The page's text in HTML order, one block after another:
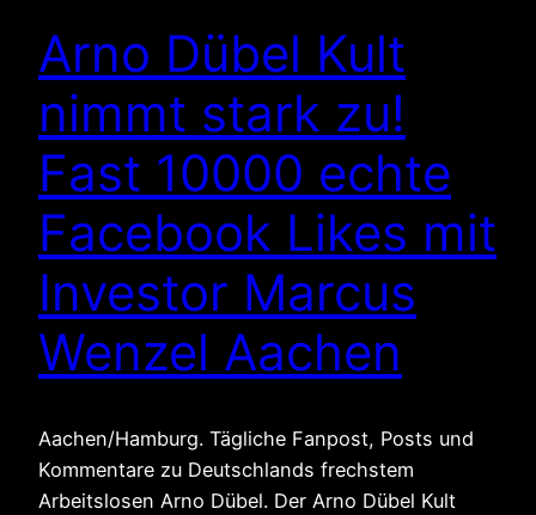
Arno Dübel Kult
nimmt stark zu!
Fast 10000 echte
Facebook Likes mit
Investor Marcus
Wenzel Aachen
Aachen/Hamburg. Tägliche Fanpost, Posts und
Kommentare zu Deutschlands frechstem
Arbeitslosen Arno Dübel. Der Arno Dübel Kult